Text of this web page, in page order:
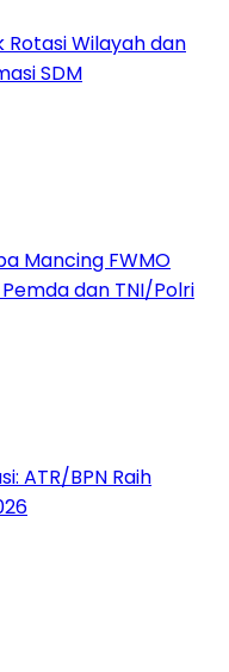
Rotasi Wilayah dan
SDM
Mancing FWMO
dan TNI/Polri
ATR/BPN Raih